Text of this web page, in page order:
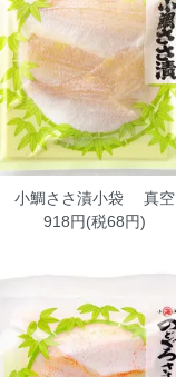
小鯛ささ漬小袋 真空
918円(税68円)